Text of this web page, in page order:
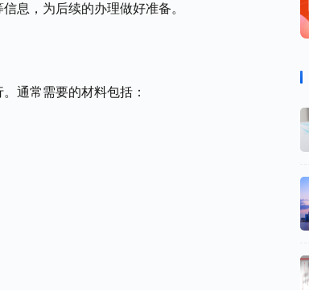
息，为后续的办理做好准备。
通常需要的材料包括：